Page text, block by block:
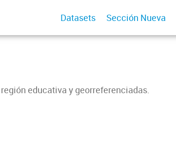
Datasets Sección Nueva
educativa y georreferenciadas.